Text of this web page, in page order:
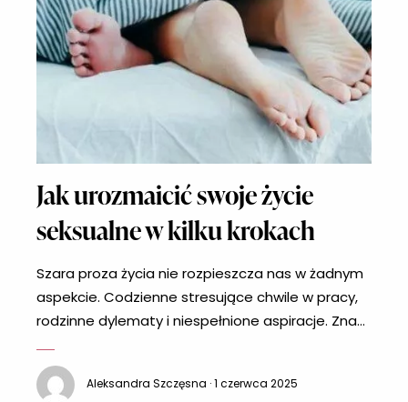
Jak urozmaicić swoje życie
seksualne w kilku krokach
Szara proza życia nie rozpieszcza nas w żadnym
aspekcie. Codzienne stresujące chwile w pracy,
rodzinne dylematy i niespełnione aspiracje. Znasz
może wkraść się nuda. Co zrobić, aby urozmaicić
te erotyczne chwile? Są na szczęście na to
Aleksandra Szczęsna · 1 czerwca 2025